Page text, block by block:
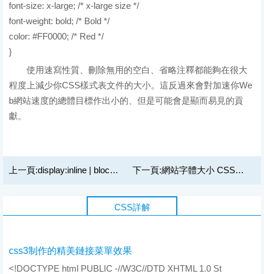
font-size: x-large; /* x-large size */
font-weight: bold; /* Bold */
color: #FF0000; /* Red */
}
使用速寫性質、刪除無用的空白、省略注釋都能夠在很大
程度上減少你CSS樣式表文件的大小。這反過來會對加速你We
b網站速度的總體目標作出小的、但是可能會是顯而易見的貢
獻。
上一頁:display:inline | block |inline-block 下一頁:網站字體大小 CSS該重新改寫？
CSS詳解
css3制作的精美鏈接菜單效果
<!DOCTYPE html PUBLIC -//W3C//DTD XHTML 1.0 St